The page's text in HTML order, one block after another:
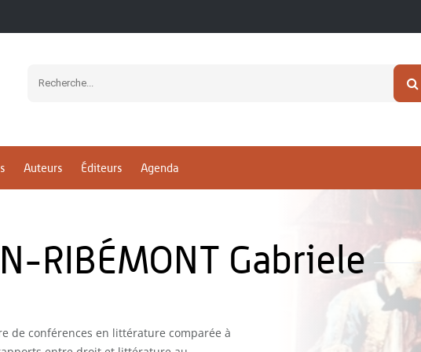
Auteurs Éditeurs Agenda
RIBÉMONT Gabriele
de conférences en littérature comparée à